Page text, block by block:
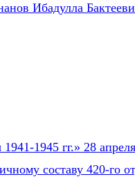
Ибадулла
1945 гг.» 28 апреля
составу 420-го